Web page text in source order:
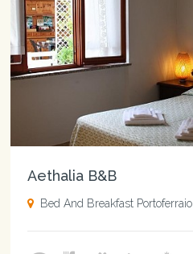
Aethalia B&B
Bed And Breakfast Portoferraio